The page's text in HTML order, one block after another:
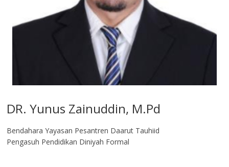
DR. Yunus Zainuddin, M.Pd
Bendahara Yayasan Pesantren Daarut Tauhiid
Pengasuh Pendidikan Diniyah Formal